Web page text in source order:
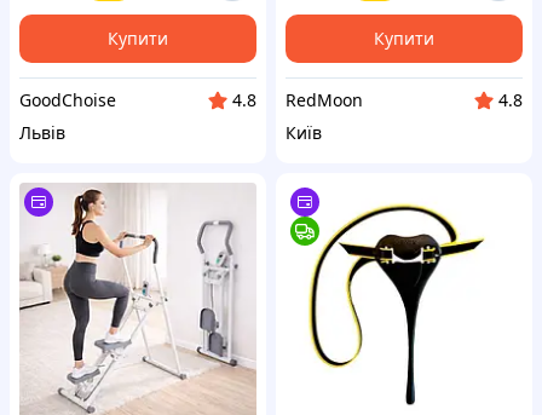
сходи
Купити
GoodChoise
4.8
Львів
сходи
Купити
RedMoon
4.8
Київ